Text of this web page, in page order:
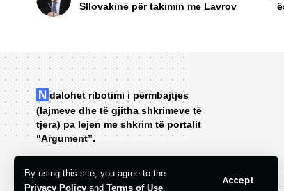
By using this site, you agree to the
Privacy Policy and Terms of Use.
Accept
Sllovakinë për takimin me Lavrov
Ndalohet ribotimi i përmbajtjes
(lajmeve dhe të gjitha shkrimeve të
tjera) pa lejen me shkrim të portalit
“Argument”.